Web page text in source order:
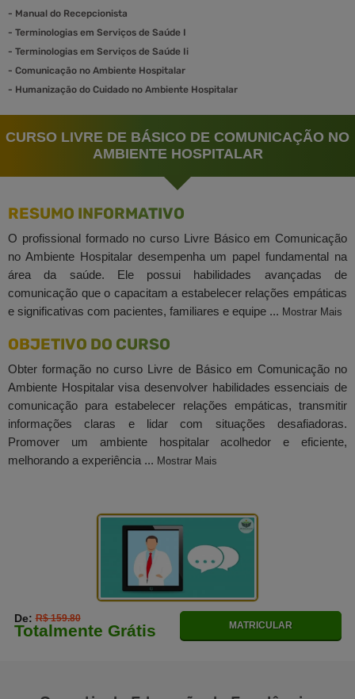
- Manual do Recepcionista
- Terminologias em Serviços de Saúde I
- Terminologias em Serviços de Saúde Ii
- Comunicação no Ambiente Hospitalar
- Humanização do Cuidado no Ambiente Hospitalar
CURSO LIVRE DE BÁSICO DE COMUNICAÇÃO NO
AMBIENTE HOSPITALAR
RESUMO INFORMATIVO
O profissional formado no curso Livre Básico em Comunicação
no Ambiente Hospitalar desempenha um papel fundamental na
área da saúde. Ele possui habilidades avançadas de
comunicação que o capacitam a estabelecer relações empáticas
e significativas com pacientes, familiares e equipe ... Mostrar Mais
OBJETIVO DO CURSO
Obter formação no curso Livre de Básico em Comunicação no
Ambiente Hospitalar visa desenvolver habilidades essenciais de
comunicação para estabelecer relações empáticas, transmitir
informações claras e lidar com situações desafiadoras.
Promover um ambiente hospitalar acolhedor e eficiente,
melhorando a experiência ... Mostrar Mais
De:R$ 159.80
Totalmente Grátis MATRICULAR